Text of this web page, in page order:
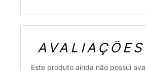
AVALIAÇÕES
Este produto ainda não possui